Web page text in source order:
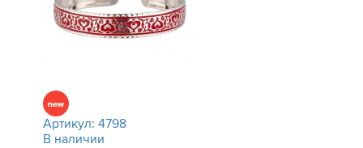
Артикул: 4798
В наличии